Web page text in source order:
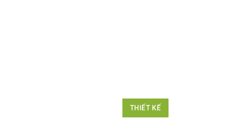
THIẾT KẾ